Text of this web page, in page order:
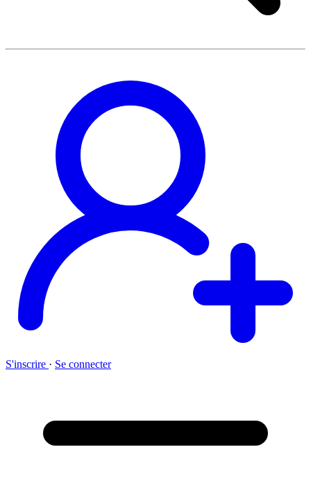
S'inscrire · Se connecter